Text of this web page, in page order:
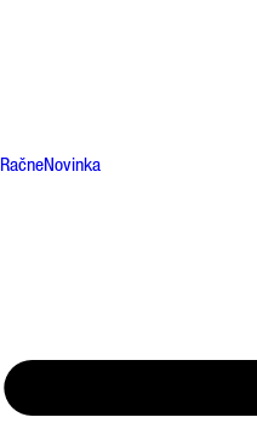
RačneNovinka